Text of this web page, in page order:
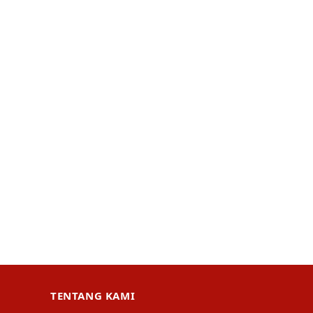
TENTANG KAMI